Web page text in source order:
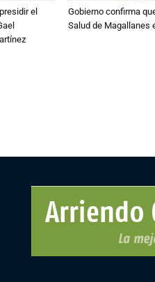
el
Gobierno confirma
Salud de Magallanes